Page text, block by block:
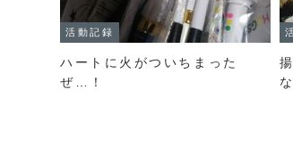
活動記録
ハートに火がついちまった
ぜ…！